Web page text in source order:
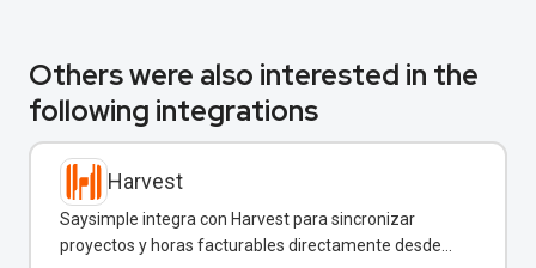
Others were also interested in the
following integrations
Harvest
Saysimple integra con Harvest para sincronizar
proyectos y horas facturables directamente desde